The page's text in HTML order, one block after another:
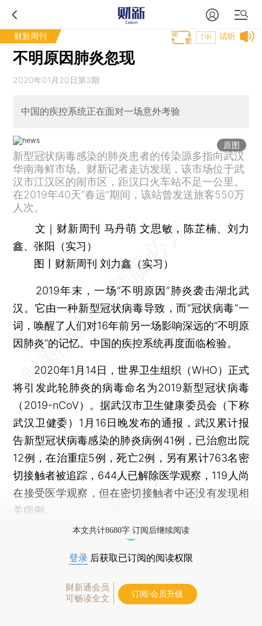
财新周刊 试听
T中
不明原因肺炎忽现
2020年01月20日第3期
中国的疾控系统正在面对一场意外考验
原图
新型冠状病毒感染的肺炎患者的传染源多指向武汉
华南海鲜市场。财新记者走访发现，该市场位于武
汉市江汉区的闹市区，距汉口火车站不足一公里。
在2019年40天“春运”期间，该站曾发送旅客550万
人次。
文｜财新周刊 马丹萌 文思敏，陈芷楠、刘力
鑫、张阳（实习）
图丨财新周刊 刘力鑫（实习）
2019年末，一场“不明原因”肺炎袭击湖北武
汉。它由一种新型冠状病毒导致，而“冠状病毒”一
词，唤醒了人们对16年前另一场影响深远的“不明原
因肺炎”的记忆。中国的疾控系统再度面临检验。
2020年1月14日，世界卫生组织（WHO）正式
将引发此轮肺炎的病毒命名为2019新型冠状病毒
（2019-nCoV）。据武汉市卫生健康委员会（下称
武汉卫健委）1月16日晚发布的通报，武汉累计报
告新型冠状病毒感染的肺炎病例41例，已治愈出院
12例，在治重症5例，死亡2例，另有累计763名密
切接触者被追踪，644人已解除医学观察，119人尚
在接受医学观察，但在密切接触者中还没有发现相
关病例。
本文共计8680字 订阅后继续阅读
登录 后获取已订阅的阅读权限
财新通会员
可畅读全文
订阅/会员升级